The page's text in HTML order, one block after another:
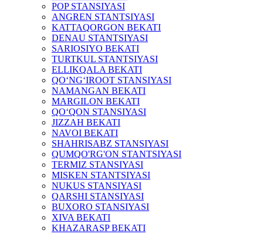
POP STANSIYASI
ANGREN STANTSIYASI
KATTAQORGON BEKATI
DENAU STANTSIYASI
SARIOSIYO BEKATI
TURTKUL STANTSIYASI
ELLIKQALA BEKATI
QO‘NG‘IROOT STANSIYASI
NAMANGAN BEKATI
MARGILON BEKATI
QO‘QON STANSIYASI
JIZZAH BEKATI
NAVOI BEKATI
SHAHRISABZ STANSIYASI
QUMQO'RG'ON STANTSIYASI
TERMIZ STANSIYASI
MISKEN STANTSIYASI
NUKUS STANSIYASI
QARSHI STANSIYASI
BUXORO STANSIYASI
XIVA BEKATI
KHAZARASP BEKATI